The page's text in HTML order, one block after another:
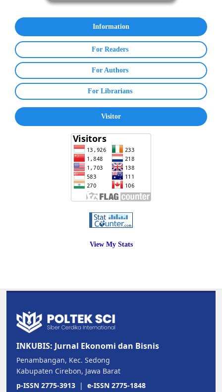
Information
For Readers
For Authors
For Librarians
Visitor
View My Stats
INKUBIS: Jurnal Ekonomi dan Bisnis
Penambangan, Kec. Sedong
Kabupaten Cirebon, Jawa Barat
p-ISSN 2775-3913| e-ISSN 2775-1848